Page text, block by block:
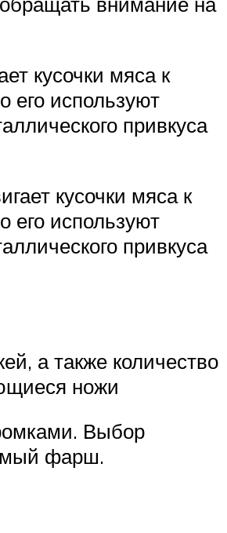
кусочки мяса к
его используют
привкуса
кусочки мяса к
его используют
привкуса
а также количество
ножи
Выбор
фарш.